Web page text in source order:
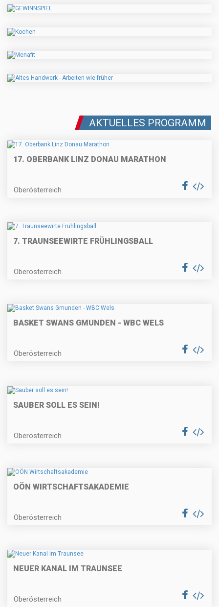
AKTUELLES PROGRAMM
17. OBERBANK LINZ DONAU MARATHON
Oberösterreich
7. TRAUNSEEWIRTE FRÜHLINGSBALL
Oberösterreich
BASKET SWANS GMUNDEN - WBC WELS
Oberösterreich
SAUBER SOLL ES SEIN!
Oberösterreich
OÖN WIRTSCHAFTSAKADEMIE
Oberösterreich
NEUER KANAL IM TRAUNSEE
Oberösterreich